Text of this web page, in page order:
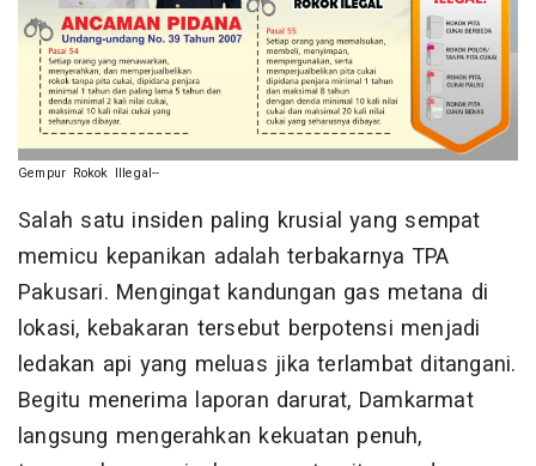
Gempur Rokok Illegal--
​Salah satu insiden paling krusial yang sempat
memicu kepanikan adalah terbakarnya TPA
Pakusari. Mengingat kandungan gas metana di
lokasi, kebakaran tersebut berpotensi menjadi
ledakan api yang meluas jika terlambat ditangani.
Begitu menerima laporan darurat, Damkarmat
langsung mengerahkan kekuatan penuh,